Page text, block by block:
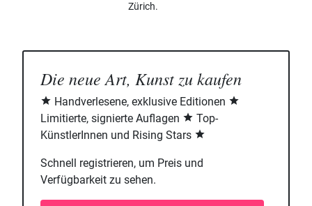
Zürich.
Die neue Art, Kunst zu kaufen
Handverlesene, exklusive Editionen
Limitierte, signierte Auflagen
Top-
KünstlerInnen und Rising Stars
Schnell registrieren, um Preis und
Verfügbarkeit zu sehen.